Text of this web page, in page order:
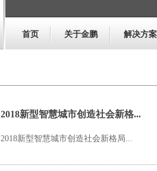
首页 关于金鹏 解决方案
2018新型智慧城市创造社会新格...
2018新型智慧城市创造社会新格局...